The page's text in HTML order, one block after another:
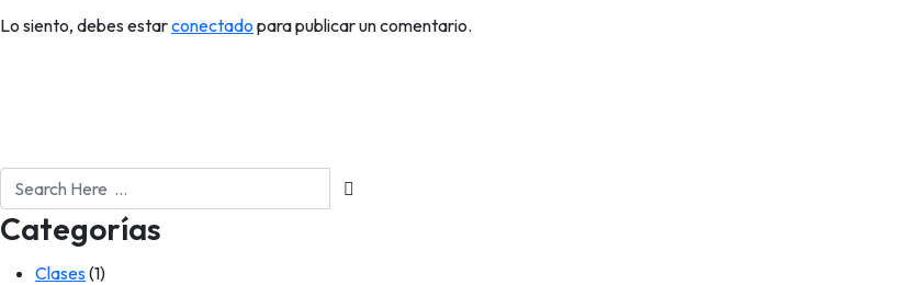
Lo siento, debes estarconectado para publicar un comentario.
Categorías
Clases(1)